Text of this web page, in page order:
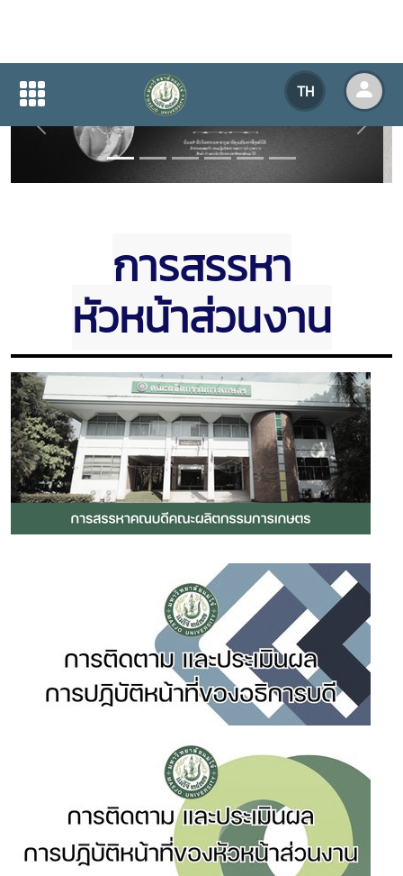
TH
Previous
Next
การสรรหา
หัวหน้าส่วนงาน